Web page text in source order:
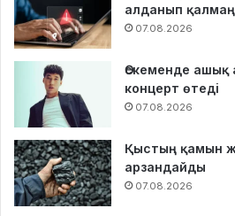
алданып
07.08.2026
Өскеменде
концерт өтеді
07.08.2026
Қыстың қамын
арзандайды
07.08.2026